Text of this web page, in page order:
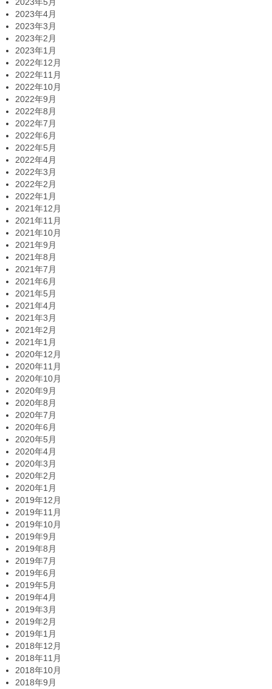
2023年4月
2023年3月
2023年2月
2023年1月
2022年12月
2022年11月
2022年10月
2022年9月
2022年8月
2022年7月
2022年6月
2022年5月
2022年4月
2022年3月
2022年2月
2022年1月
2021年12月
2021年11月
2021年10月
2021年9月
2021年8月
2021年7月
2021年6月
2021年5月
2021年4月
2021年3月
2021年2月
2021年1月
2020年12月
2020年11月
2020年10月
2020年9月
2020年8月
2020年7月
2020年6月
2020年5月
2020年4月
2020年3月
2020年2月
2020年1月
2019年12月
2019年11月
2019年10月
2019年9月
2019年8月
2019年7月
2019年6月
2019年5月
2019年4月
2019年3月
2019年2月
2019年1月
2018年12月
2018年11月
2018年10月
2018年9月